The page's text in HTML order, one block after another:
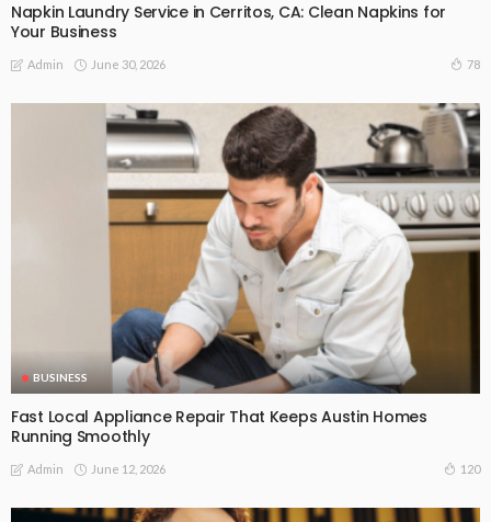
Napkin Laundry Service in Cerritos, CA: Clean Napkins for
Your Business
Admin June 30, 2026 78
BUSINESS
Fast Local Appliance Repair That Keeps Austin Homes
Running Smoothly
Admin June 12, 2026 120